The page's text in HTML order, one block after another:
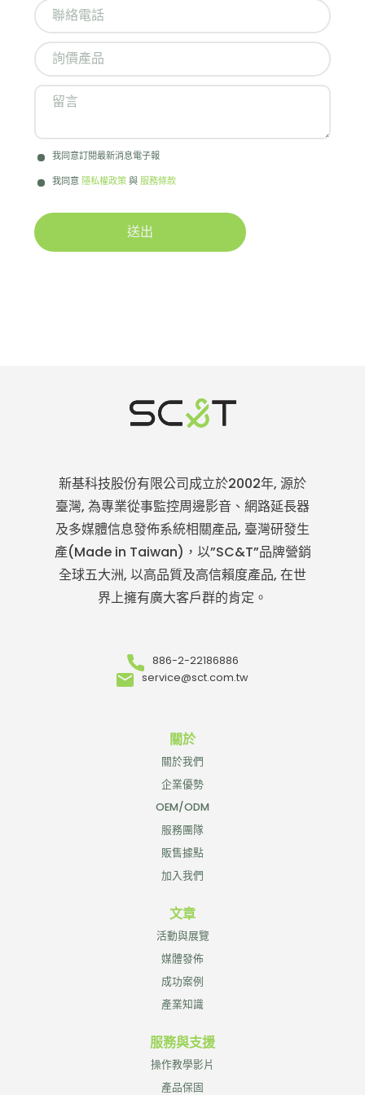
我同意訂閱最新消息電子報
我同意 隱私權政策與服務條款
新基科技股份有限公司成立於2002年, 源於
臺灣, 為專業從事監控周邊影音、網路延長器
及多媒體信息發佈系統相關產品, 臺灣研發生
產(Made in Taiwan)，以”SC&T”品牌營銷
全球五大洲, 以高品質及高信賴度產品, 在世
界上擁有廣大客戶群的肯定。
886-2-22186886
service@sct.com.tw
關於
關於我們
企業優勢
OEM/ODM
服務團隊
販售據點
加入我們
文章
活動與展覽
媒體發佈
成功案例
產業知識
服務與支援
操作教學影片
產品保固